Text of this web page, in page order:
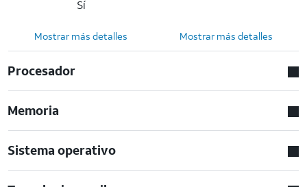
Sí
Mostrar más detalles Mostrar más detalles
Procesador
Memoria
Sistema operativo